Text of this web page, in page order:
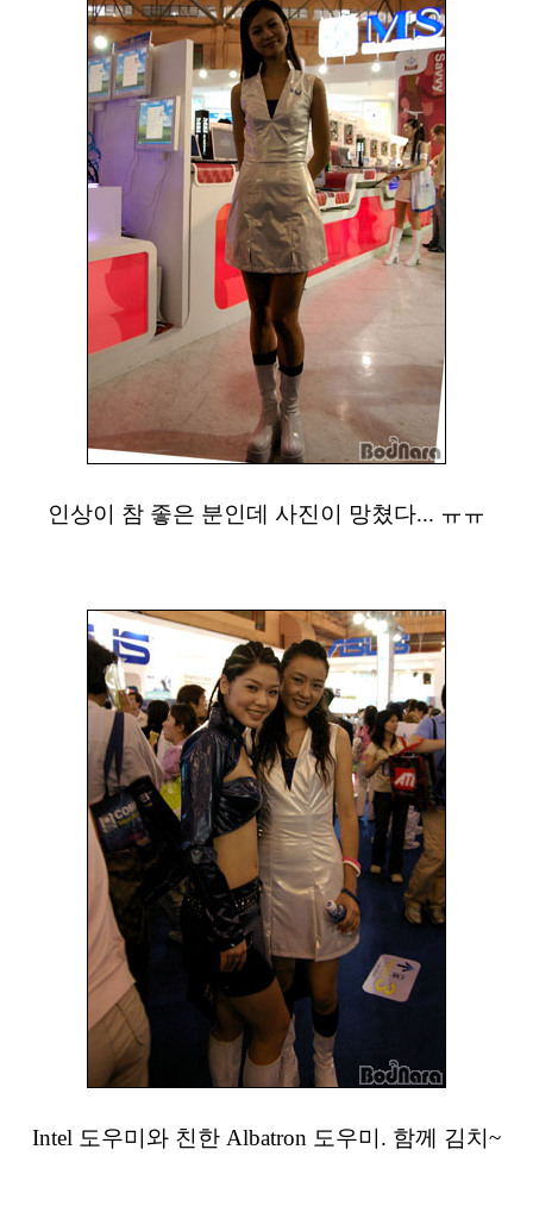
인상이 참 좋은 분인데 사진이 망쳤다... ㅠㅠ
Intel 도우미와 친한 Albatron 도우미. 함께 김치~